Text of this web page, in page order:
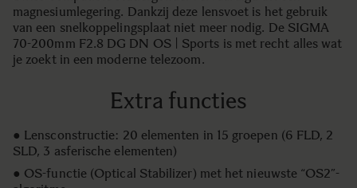
magnesiumlegering. Dankzij deze lensvoet is het gebruik
van een snelkoppelingsplaat niet meer nodig. De SIGMA
70-200mm F2.8 DG DN OS | Sports is met recht alles wat
je zoekt in een moderne telezoom.
Extra functies
● Lensconstructie: 20 elementen in 15 groepen (6 FLD, 2
SLD, 3 asferische elementen)
● OS-functie (Optical Stabilizer) met het nieuwste “OS2”-